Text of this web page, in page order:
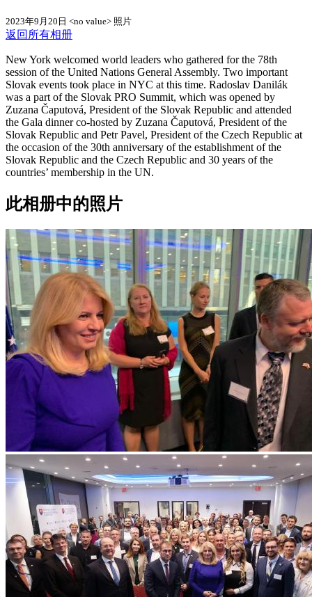
2023年9月20日 <no value> 照片
返回所有相册
New York welcomed world leaders who gathered for the 78th
session of the United Nations General Assembly. Two important
Slovak events took place in NYC at this time. Radoslav Danilák
was a part of the Slovak PRO Summit, which was opened by
Zuzana Čaputová, President of the Slovak Republic and attended
the Gala dinner co-hosted by Zuzana Čaputová, President of the
Slovak Republic and Petr Pavel, President of the Czech Republic at
the occasion of the 30th anniversary of the establishment of the
Slovak Republic and the Czech Republic and 30 years of the
countries’ membership in the UN.
此相册中的照片